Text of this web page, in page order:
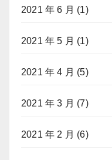
2021 年 6 月 (1)
2021 年 5 月 (1)
2021 年 4 月 (5)
2021 年 3 月 (7)
2021 年 2 月 (6)